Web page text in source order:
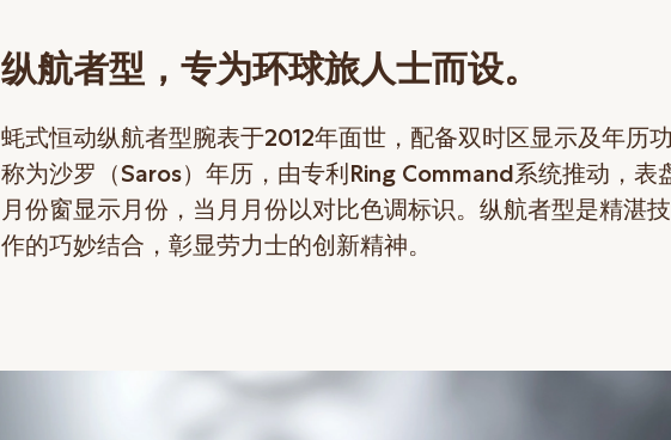
纵航者型，专为环球旅人士而设。
蚝式恒动纵航者型腕表于2012年面世，配备双时区显示及年历
称为沙罗（Saros）年历，由专利Ring Command系统推动，表
月份窗显示月份，当月月份以对比色调标识。纵航者型是精湛
作的巧妙结合，彰显劳力士的创新精神。